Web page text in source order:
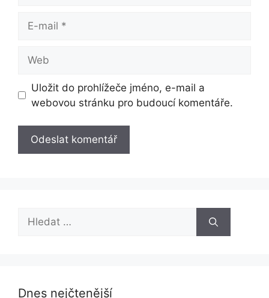
mail
Uložit do prohlížeče jméno, e-mail a
webovou stránku pro budoucí komentáře.
Hledat:
Dnes nejčtenější